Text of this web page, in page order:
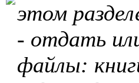
этом
- отдать
файлы: